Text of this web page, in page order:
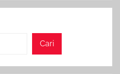
Cari